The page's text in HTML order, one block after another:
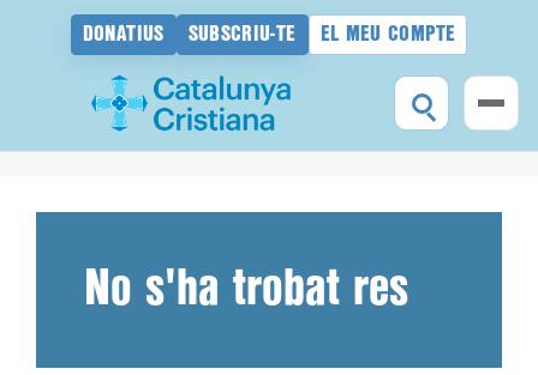
DONATIUS SUBSCRIU-TE EL MEU COMPTE
No s'ha trobat res